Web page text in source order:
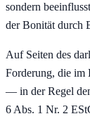
sondern
der Bonität durch
Auf Seiten des
Forderung, die im
— in der Regel
6 Abs. 1 Nr. 2